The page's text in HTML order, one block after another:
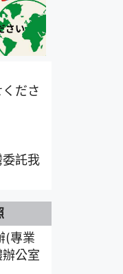
ださ
託我
(專業
公室